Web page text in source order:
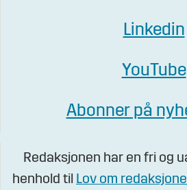
Linkedin
YouTube
Abonner på
Redaksjonen har en fri og
henhold til Lov om